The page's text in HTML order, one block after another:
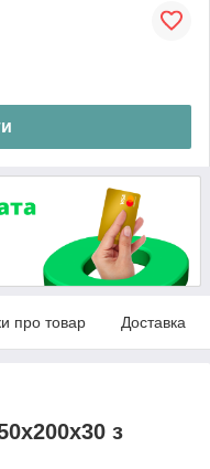
про товар Доставка
з